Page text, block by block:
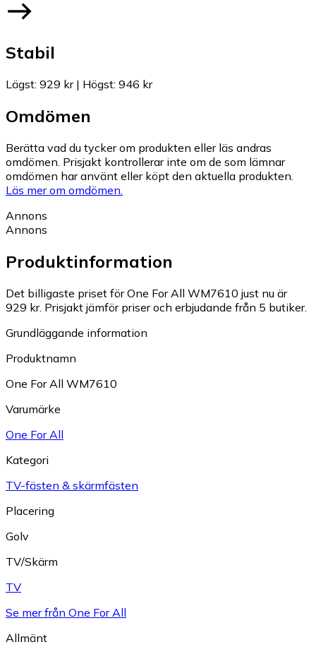
Stabil
Lägst: 929 kr| Högst: 946 kr
Omdömen
Berätta vad du tycker om produkten eller läs andras
omdömen. Prisjakt kontrollerar inte om de som lämnar
omdömen har använt eller köpt den aktuella produkten.
Läs mer om omdömen.
Annons
Annons
Produktinformation
Det billigaste priset för One For All WM7610 just nu är
929 kr. Prisjakt jämför priser och erbjudande från 5 butiker.
Grundläggande information
Produktnamn
One For All WM7610
Varumärke
One For All
Kategori
TV-fästen & skärmfästen
Placering
Golv
TV/Skärm
TV
Se mer från One For All
Allmänt